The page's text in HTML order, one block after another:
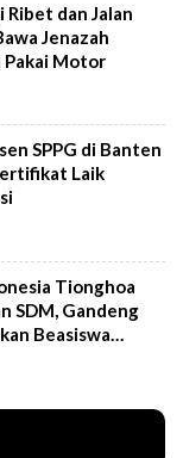
dan Jalan
Jenazah
Pakai Motor
SPPG di Banten
Laik
Tionghoa
SDM, Gandeng
Beasiswa